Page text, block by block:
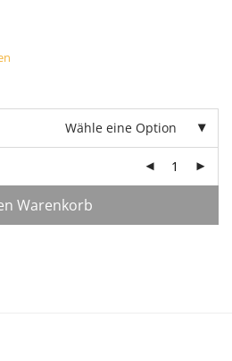
Wähle eine Option
Warenkorb